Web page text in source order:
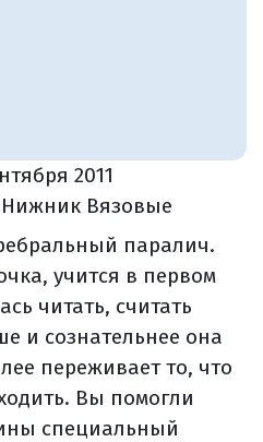
2011
Нижник Вязовые
паралич.
учится в первом
читать, считать
и сознательнее она
переживает то, что
Вы помогли
специальный